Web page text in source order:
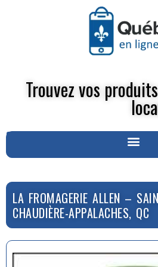
Trouvez vos
LA FROMAGERIE ALLEN –
CHAUDIÈRE-APPALACHES, QC